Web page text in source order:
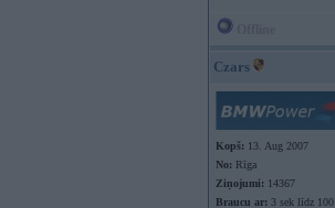
Czars
Kopš: 13. Aug 2007
No: Rīga
Ziņojumi: 14367
Braucu ar: 3 sek līdz 100